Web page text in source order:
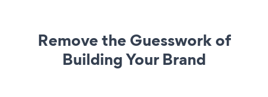
Remove the Guesswork of
Building Your Brand